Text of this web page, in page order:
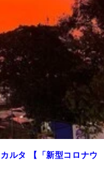
ルタ 【「新型コロナウ